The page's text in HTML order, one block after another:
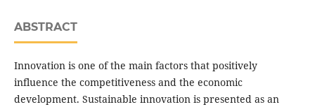
ABSTRACT
Innovation is one of the main factors that positively
influence the competitiveness and the economic
development. Sustainable innovation is presented as an